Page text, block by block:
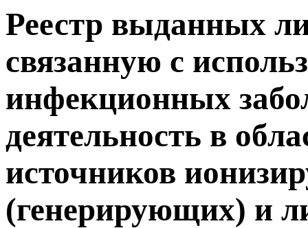
Реестр выданных
связанную с
инфекционных
деятельность в
источников
(генерирующих) и